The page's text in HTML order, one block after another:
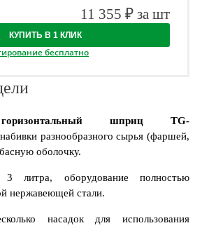
11 355 ₽ за шт
КУПИТЬ В 1 КЛИК
бесплатно
горизонтальный шприц TG-
разнообразного сырья (фаршей,
оболочку.
литра, оборудование полностью
нержавеющей стали.
насадок для использования